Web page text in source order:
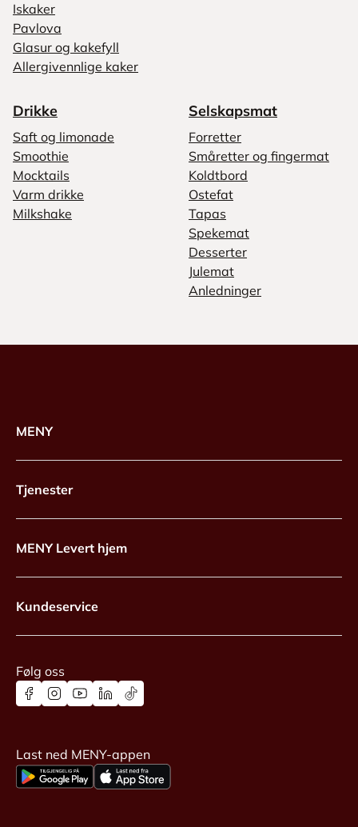
Iskaker
Pavlova
Glasur og kakefyll
Allergivennlige kaker
Drikke
Saft og limonade
Smoothie
Mocktails
Varm drikke
Milkshake
Selskapsmat
Forretter
Småretter og fingermat
Koldtbord
Ostefat
Tapas
Spekemat
Desserter
Julemat
Anledninger
MENY
Tjenester
MENY Levert hjem
Kundeservice
Følg oss
Last ned MENY-appen